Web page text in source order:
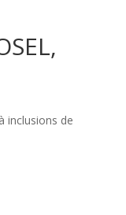
inclusions de